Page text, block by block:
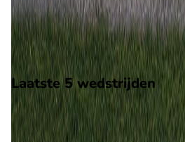
wedstrijd wordt afgetrapt om
Norway 2.
Stadion: Hoeddvoll Stadion
Scheidsrechter: Onbekend
Laatste 5 wedstrijden
H2H
Hoedd
Raufoss
26 apr 2026